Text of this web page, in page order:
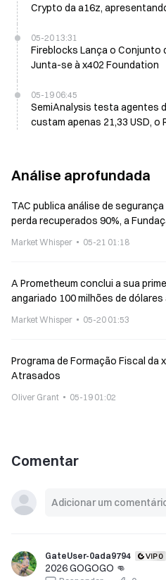
Crypto da a16z,
05-20 13:31
Fireblocks Lança o Conjunto
Junta-se à x402 Foundation
05-19 06:45
SemiAnalysis testa agentes
custam apenas 21,33 USD, o
Análise aprofundada
TAC publica análise de
perda recuperados 90%, a
Market Whisper 05-21 01:18
A Prometheum conclui a sua
angariado 100 milhões de
Market Whisper 05-20 01:53
Programa de Formação Fiscal da
Atrasados
Oliver Grant 05-19 01:02
Comentar
GateUser-0ada9794
2026 GOGOGO 👊